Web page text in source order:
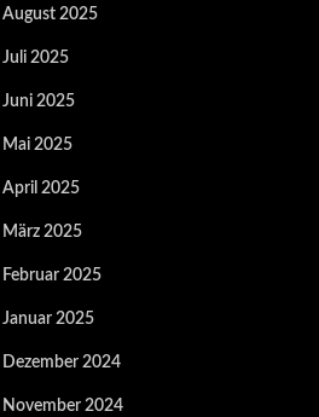
August 2025
Juli 2025
Juni 2025
Mai 2025
April 2025
März 2025
Februar 2025
Januar 2025
Dezember 2024
November 2024